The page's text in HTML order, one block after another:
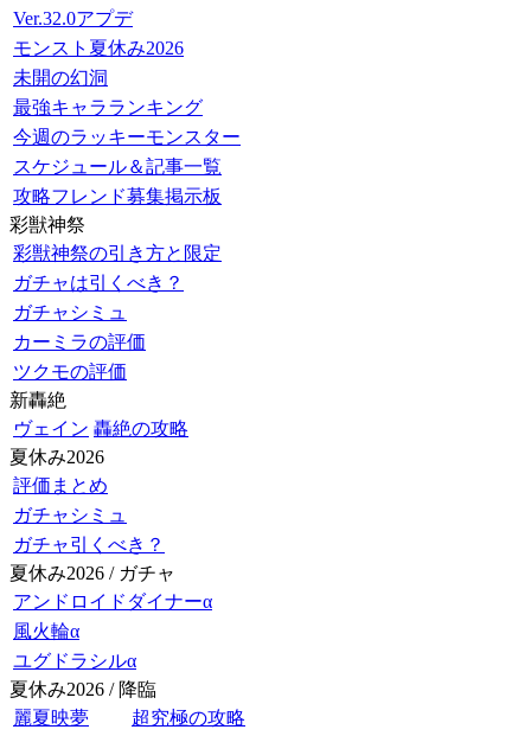
Ver.32.0アプデ
モンスト夏休み2026
未開の幻洞
最強キャラランキング
今週のラッキーモンスター
スケジュール＆記事一覧
攻略フレンド募集掲示板
彩獣神祭
彩獣神祭の引き方と限定
ガチャは引くべき？
ガチャシミュ
カーミラの評価
ツクモの評価
新轟絶
ヴェイン 轟絶の攻略
夏休み2026
評価まとめ
ガチャシミュ
ガチャ引くべき？
夏休み2026 / ガチャ
アンドロイドダイナーα
風火輪α
ユグドラシルα
夏休み2026 / 降臨
麗夏映夢
超究極の攻略